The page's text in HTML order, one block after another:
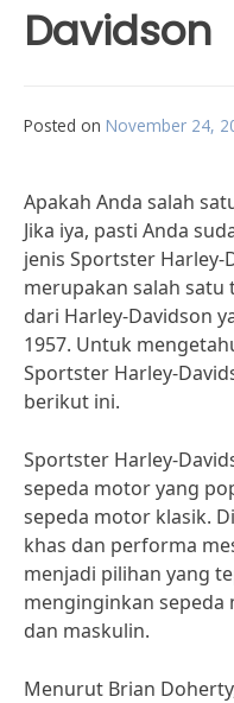
Davidson
Posted on November 24,
Apakah Anda salah
Jika iya, pasti Anda
jenis Sportster
merupakan salah
dari Harley-Davidson
1957. Untuk
Sportster Harley-
berikut ini.
Sportster Harley-
sepeda motor yang
sepeda motor klasik.
khas dan performa
menjadi pilihan yang
menginginkan
dan maskulin.
Menurut Brian